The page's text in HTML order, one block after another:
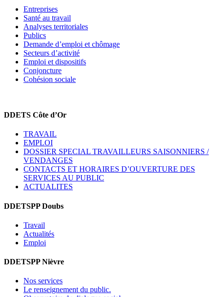
Entreprises
Santé au travail
Analyses territoriales
Publics
Demande d’emploi et chômage
Secteurs d’activité
Emploi et dispositifs
Conjoncture
Cohésion sociale
DDETS Côte d’Or
TRAVAIL
EMPLOI
DOSSIER SPECIAL TRAVAILLEURS SAISONNIERS /
VENDANGES
CONTACTS ET HORAIRES D’OUVERTURE DES
SERVICES AU PUBLIC
ACTUALITES
DDETSPP Doubs
Travail
Actualités
Emploi
DDETSPP Nièvre
Nos services
Le renseignement du public.